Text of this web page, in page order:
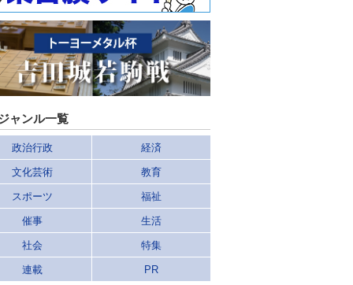
ャンル一覧
政治行政 経済
文化芸術 教育
スポーツ 福祉
催事 生活
社会 特集
連載 PR